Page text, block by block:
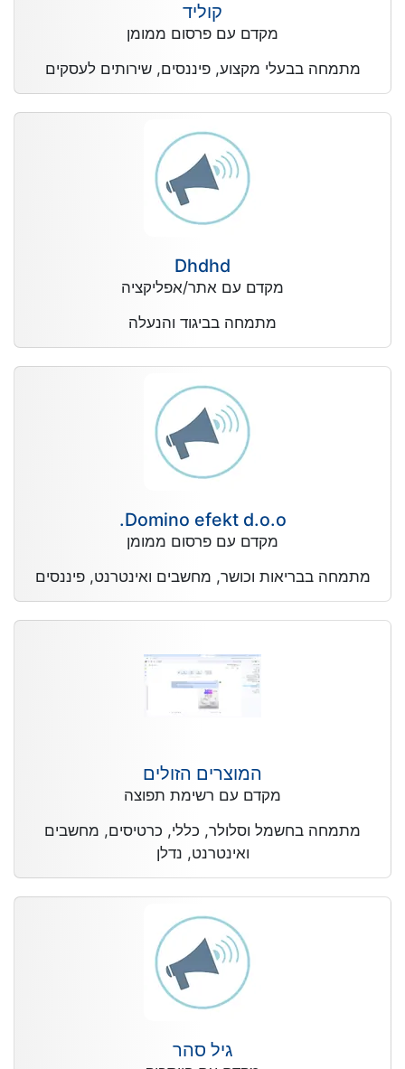
קוליד
מקדם עם פרסום ממומן
מתמחה בבעלי מקצוע, פיננסים, שירותים לעסקים
Dhdhd
מקדם עם אתר/אפליקציה
מתמחה בביגוד והנעלה
Domino efekt d.o.o.
מקדם עם פרסום ממומן
מתמחה בבריאות וכושר, מחשבים ואינטרנט, פיננסים
המוצרים הזולים
מקדם עם רשימת תפוצה
מתמחה בחשמל וסלולר, כללי, כרטיסים, מחשבים
ואינטרנט, נדלן
גיל סהר